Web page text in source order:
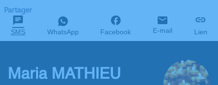
Partager
SMS WhatsApp Facebook E-mail Lien
Maria MATHIEU